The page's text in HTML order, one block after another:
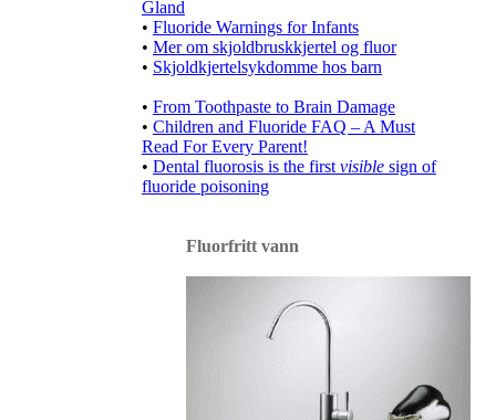
Gland
• Fluoride Warnings for Infants
• Mer om skjoldbruskkjertel og fluor
• Skjoldkjertelsykdomme hos barn
• From Toothpaste to Brain Damage
• Children and Fluoride FAQ – A Must
Read For Every Parent!
• Dental fluorosis is the first visible sign of
fluoride poisoning
Fluorfritt vann